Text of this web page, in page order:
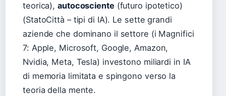
teorica),autocosciente(futuro ipotetico)
(StatoCittà – tipi di IA). Le sette grandi
aziende che dominano il settore (i Magnifici
7: Apple, Microsoft, Google, Amazon,
Nvidia, Meta, Tesla) investono miliardi in IA
di memoria limitata e spingono verso la
teoria della mente.